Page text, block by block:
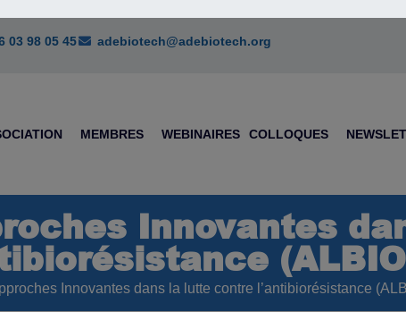
03 98 05 45 adebiotech@adebiotech.org
MEMBRES WEBINAIRES COLLOQUES
Innovantes
Innovantes dans la lutte contre l’antibiorésistance